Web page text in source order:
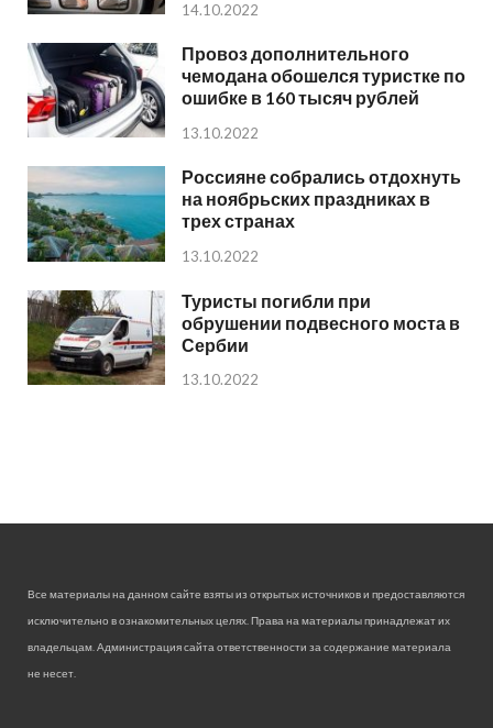
14.10.2022
Провоз дополнительного
чемодана обошелся туристке по
ошибке в 160 тысяч рублей
13.10.2022
Россияне собрались отдохнуть
на ноябрьских праздниках в
трех странах
13.10.2022
Туристы погибли при
обрушении подвесного моста в
Сербии
13.10.2022
Все материалы на данном сайте взяты из открытых источников и предоставляются
исключительно в ознакомительных целях. Права на материалы принадлежат их
владельцам. Администрация сайта ответственности за содержание материала
не несет.